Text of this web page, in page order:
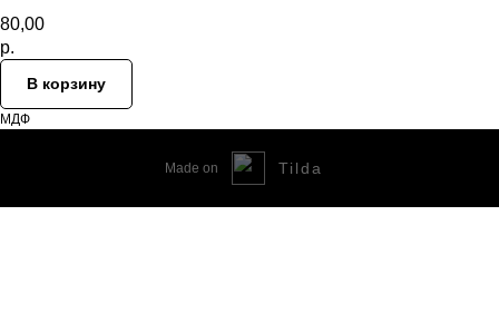
80,00
р.
В корзину
МДФ
Made on Tilda